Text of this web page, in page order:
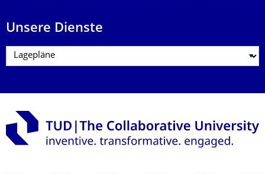
Unsere Dienste